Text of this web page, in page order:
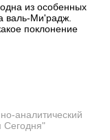
из особенных
валь-Ми'радж.
поклонение
аналитический